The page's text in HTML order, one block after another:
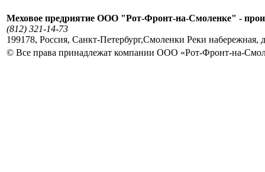
Меховое предриятие ООО "Рот-Фронт-на-Смоленке" -
(812) 321-14-73
199178, Россия, Санкт-Петербург,Смоленки Реки набережная,
© Все права принадлежат компании ООО «Рот-Фронт-на-